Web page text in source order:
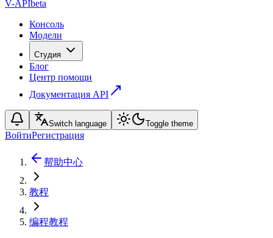
V-APIbeta
Консоль
Модели
Студия
Блог
Центр помощи
Документация API
Switch language Toggle theme
ВойтиРегистрация
帮助中心
教程
编程教程